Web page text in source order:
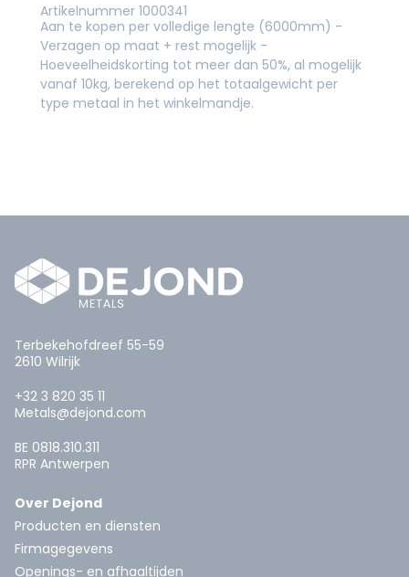
Artikelnummer 1000341
Aan te kopen per volledige lengte (6000mm) -
Verzagen op maat + rest mogelijk -
Hoeveelheidskorting tot meer dan 50%, al mogelijk
vanaf 10kg, berekend op het totaalgewicht per
type metaal in het winkelmandje.
Terbekehofdreef 55-59
2610 Wilrijk
+32 3 820 35 11
Metals@dejond.com
BE 0818.310.311
RPR Antwerpen
Over Dejond
Producten en diensten
Firmagegevens
Openings- en afhaaltijden